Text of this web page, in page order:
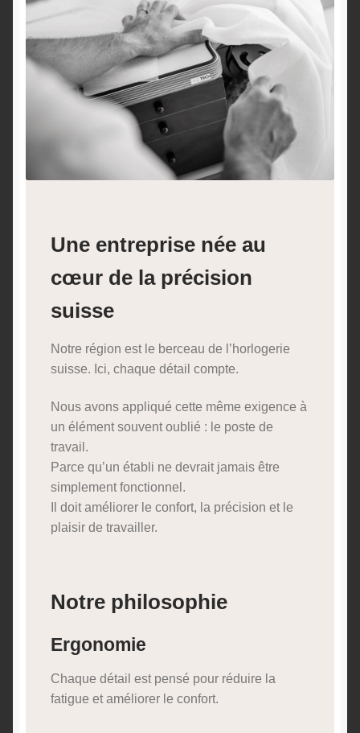
Une entreprise née au
cœur de la précision
suisse
Notre région est le berceau de l’horlogerie
suisse. Ici, chaque détail compte.
Nous avons appliqué cette même exigence à
un élément souvent oublié : le poste de
travail.
Parce qu’un établi ne devrait jamais être
simplement fonctionnel.
Il doit améliorer le confort, la précision et le
plaisir de travailler.
Notre philosophie
Ergonomie
Chaque détail est pensé pour réduire la
fatigue et améliorer le confort.